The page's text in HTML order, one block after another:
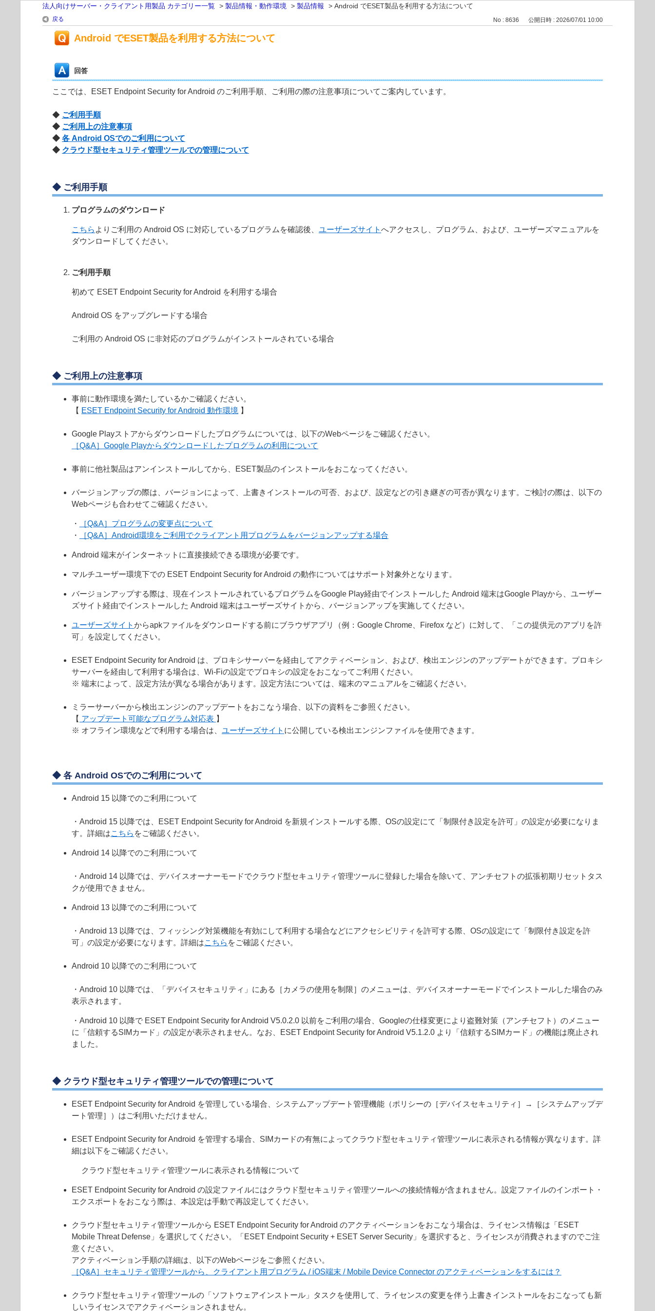
法人向けサーバー・クライアント用製品 カテゴリー一覧 > 製品情報・動作環境 > 製品情報 > Android でESET製品を利用する方法について
戻る No : 8636 公開日時 : 2026/07/01 10:00
Android でESET製品を利用する方法について
回答
ここでは、ESET Endpoint Security for Android のご利用手順、ご利用の際の注意事項についてご案内しています。
◆ ご利用手順
◆ ご利用上の注意事項
◆ 各 Android OSでのご利用について
◆ クラウド型セキュリティ管理ツールでの管理について
◆ ご利用手順
プログラムのダウンロード
こちら よりご利用の Android OS に対応しているプログラムを確認後、 ユーザーズサイト へアクセスし、プログラム、および、ユーザーズマニュアルを
ダウンロードしてください。
ご利用手順
初めて ESET Endpoint Security for Android を利用する場合
Android OS をアップグレードする場合
ご利用の Android OS に非対応のプログラムがインストールされている場合
◆ ご利用上の注意事項
事前に動作環境を満たしているかご確認ください。
【 ESET Endpoint Security for Android 動作環境 】
Google Playストアからダウンロードしたプログラムについては、以下のWebページをご確認ください。
［Q&A］Google Playからダウンロードしたプログラムの利用について
事前に他社製品はアンインストールしてから、ESET製品のインストールをおこなってください。
バージョンアップの際は、バージョンによって、上書きインストールの可否、および、設定などの引き継ぎの可否が異なります。ご検討の際は、以下の
Webページも合わせてご確認ください。
・
［Q&A］プログラムの変更点について
・
［Q&A］Android環境をご利用でクライアント用プログラムをバージョンアップする場合
Android 端末がインターネットに直接接続できる環境が必要です。
マルチユーザー環境下での ESET Endpoint Security for Android の動作についてはサポート対象外となります。
バージョンアップする際は、現在インストールされているプログラムをGoogle Play経由でインストールした Android 端末はGoogle Playから、ユーザー
ズサイト経由でインストールした Android 端末はユーザーズサイトから、バージョンアップを実施してください。
ユーザーズサイト からapkファイルをダウンロードする前にブラウザアプリ（例：Google Chrome、Firefox など）に対して、「この提供元のアプリを許
可」を設定してください。
ESET Endpoint Security for Android は、プロキシサーバーを経由してアクティベーション、および、検出エンジンのアップデートができます。プロキシ
サーバーを経由して利用する場合は、Wi-Fiの設定でプロキシの設定をおこなってご利用ください。
※ 端末によって、設定方法が異なる場合があります。設定方法については、端末のマニュアルをご確認ください。
ミラーサーバーから検出エンジンのアップデートをおこなう場合、以下の資料をご参照ください。
【 アップデート可能なプログラム対応表 】
※ オフライン環境などで利用する場合は、 ユーザーズサイト に公開している検出エンジンファイルを使用できます。
◆ 各 Android OSでのご利用について
Android 15 以降でのご利用について
・Android 15 以降では、ESET Endpoint Security for Android を新規インストールする際、OSの設定にて「制限付き設定を許可」の設定が必要になりま
す。詳細はこちら をご確認ください。
Android 14 以降でのご利用について
・Android 14 以降では、デバイスオーナーモードでクラウド型セキュリティ管理ツールに登録した場合を除いて、アンチセフトの拡張初期リセットタス
クが使用できません。
Android 13 以降でのご利用について
・Android 13 以降では、フィッシング対策機能を有効にして利用する場合などにアクセシビリティを許可する際、OSの設定にて「制限付き設定を許
可」の設定が必要になります。詳細はこちら をご確認ください。
Android 10 以降でのご利用について
・Android 10 以降では、「デバイスセキュリティ」にある［カメラの使用を制限］のメニューは、デバイスオーナーモードでインストールした場合のみ
表示されます。
・Android 10 以降で ESET Endpoint Security for Android V5.0.2.0 以前をご利用の場合、Googleの仕様変更により盗難対策（アンチセフト）のメニュー
に「信頼するSIMカード」の設定が表示されません。なお、ESET Endpoint Security for Android V5.1.2.0 より「信頼するSIMカード」の機能は廃止され
ました。
◆ クラウド型セキュリティ管理ツールでの管理について
ESET Endpoint Security for Android を管理している場合、システムアップデート管理機能（ポリシーの［デバイスセキュリティ］→［システムアップデ
ート管理］）はご利用いただけません。
ESET Endpoint Security for Android を管理する場合、SIMカードの有無によってクラウド型セキュリティ管理ツールに表示される情報が異なります。詳
細は以下をご確認ください。
クラウド型セキュリティ管理ツールに表示される情報について
ESET Endpoint Security for Android の設定ファイルにはクラウド型セキュリティ管理ツールへの接続情報が含まれません。設定ファイルのインポート・
エクスポートをおこなう際は、本設定は手動で再設定してください。
クラウド型セキュリティ管理ツールから ESET Endpoint Security for Android のアクティベーションをおこなう場合は、ライセンス情報は「ESET
Mobile Threat Defense」を選択してください。「ESET Endpoint Security + ESET Server Security」を選択すると、ライセンスが消費されますのでご注
意ください。
アクティベーション手順の詳細は、以下のWebページをご参照ください。
［Q&A］セキュリティ管理ツールから、クライアント用プログラム / iOS端末 / Mobile Device Connector のアクティベーションをするには？
クラウド型セキュリティ管理ツールの「ソフトウェアインストール」タスクを使用して、ライセンスの変更を伴う上書きインストールをおこなっても新
しいライセンスでアクティベーションされません。